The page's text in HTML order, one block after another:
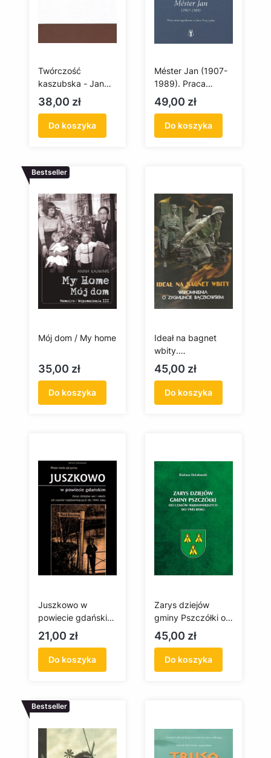
Twórczość
kaszubska - Jan
Drzeżdżon
Cena
38,00 zł
Do koszyka
Méster Jan (1907-
1989). Praca
monograficzna o
Janie Trepczyku
Cena
49,00 zł
Do koszyka
Bestseller
Mój dom / My home
Cena
35,00 zł
Do koszyka
Ideał na bagnet
wbity.
Wspomnienia o
Zygmuncie
Bączkowskim
Cena
45,00 zł
Do koszyka
Juszkowo w
powiecie gdańskim.
Zarys dziejów wsi i
okolic od czasów
najdawniejszych do
1945 roku
Cena
21,00 zł
Do koszyka
Zarys dziejów
gminy Pszczółki od
czasów
najdawniejszych do
1945 roku
Cena
45,00 zł
Do koszyka
Bestseller